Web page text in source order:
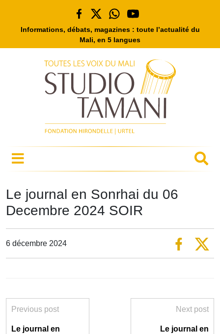
Informations, débats, magazines : toute l’actualité du
Mali, en 5 langues
Le journal en Sonrhai du 06
Decembre 2024 SOIR
6 décembre 2024
Previous post
Le journal en
Next post
Le journal en